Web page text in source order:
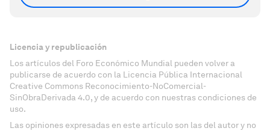
Licencia y republicación
Los artículos del Foro Económico Mundial pueden volver a
publicarse de acuerdo con la Licencia Pública Internacional
Creative Commons Reconocimiento-NoComercial-
SinObraDerivada 4.0, y de acuerdo con nuestras condiciones de
uso.
Las opiniones expresadas en este artículo son las del autor y no